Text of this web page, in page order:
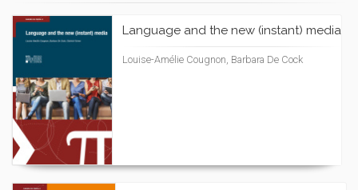
Language and the new (instant) media
Louise-Amélie Cougnon, Barbara De Cock